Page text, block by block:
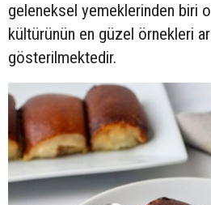
geleneksel yemeklerinden biri
kültürünün en güzel örnekleri
gösterilmektedir.